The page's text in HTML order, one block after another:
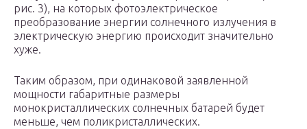
рис. 3), на которых фотоэлектрическое
преобразование энергии солнечного излучения в
электрическую энергию происходит значительно
хуже.
Таким образом, при одинаковой заявленной
мощности габаритные размеры
монокристаллических солнечных батарей будет
меньше, чем поликристаллических.